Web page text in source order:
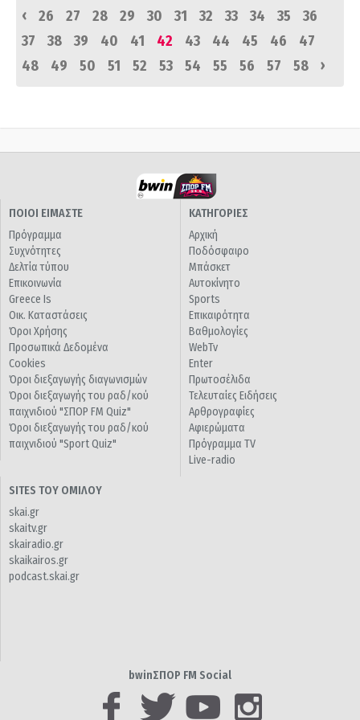
‹
26 27 28 29 30 31 32 33 34 35
36
37
38 39 40 41 42 43 44 45 46
47
48
49 50 51 52 53 54 55 56 57 58 ›
ΠΟΙΟΙ ΕΙΜΑΣΤΕ
Πρόγραμμα
Συχνότητες
Δελτία τύπου
Επικοινωνία
Greece Is
Οικ. Καταστάσεις
Όροι Χρήσης
Προσωπικά Δεδομένα
Cookies
Όροι διεξαγωγής διαγωνισμών
Όροι διεξαγωγής του ραδ/κού
παιχνιδιού "ΣΠΟΡ FM Quiz"
Όροι διεξαγωγής του ραδ/κού
παιχνιδιού "Sport Quiz"
ΚΑΤΗΓΟΡΙΕΣ
Αρχική
Ποδόσφαιρο
Μπάσκετ
Αυτοκίνητο
Sports
Επικαιρότητα
Βαθμολογίες
WebTv
Enter
Πρωτοσέλιδα
Τελευταίες Ειδήσεις
Αρθρογραφίες
Αφιερώματα
Πρόγραμμα TV
Live-radio
SITES ΤΟΥ ΟΜΙΛΟΥ
skai.gr
skaitv.gr
skairadio.gr
skaikairos.gr
podcast.skai.gr
bwinΣΠΟΡ FM Social